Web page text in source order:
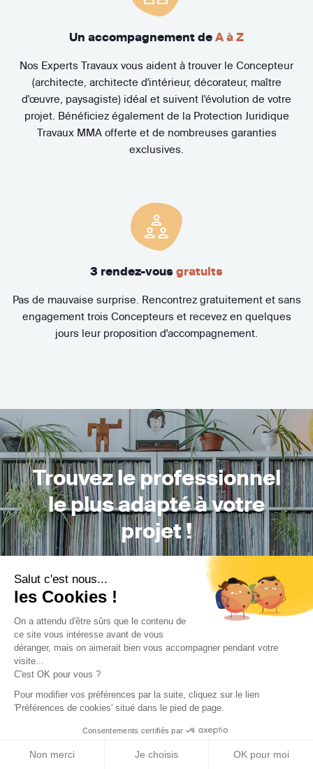
Salut c'est nous...
les Cookies !
On a attendu d'être sûrs que le contenu de
ce site vous intéresse avant de vous
déranger, mais on aimerait bien vous accompagner pendant votre
visite...
C'est OK pour vous ?
Pour modifier vos préférences par la suite, cliquez sur le lien
'Préférences de cookies' situé dans le pied de page.
Consentements certifiés par
Non merci Je choisis OK pour moi
Un accompagnement de A à Z
Nos Experts Travaux vous aident à trouver le Concepteur
(architecte, architecte d'intérieur, décorateur, maître
d'œuvre, paysagiste) idéal et suivent l'évolution de votre
projet. Bénéficiez également de la Protection Juridique
Travaux MMA offerte et de nombreuses garanties
exclusives.
3 rendez-vous gratuits
Pas de mauvaise surprise. Rencontrez gratuitement et sans
engagement trois Concepteurs et recevez en quelques
jours leur proposition d'accompagnement.
Trouvez le professionnel
le plus adapté à votre
projet !
Trouver mon Concepteur
Trouver une réalisation/Aménagement intérieur
AZ Audiotic